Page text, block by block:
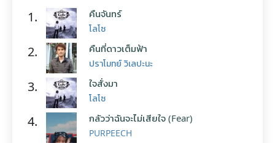
1. คืนจันทร์
โลโซ
2. คืนที่ดาวเต็มฟ้า
ปราโมทย์ วิเลปะนะ
3. ใจสั่งมา
โลโซ
4. กลัวว่าฉันจะไม่เสียใจ (Fear)
PURPEECH